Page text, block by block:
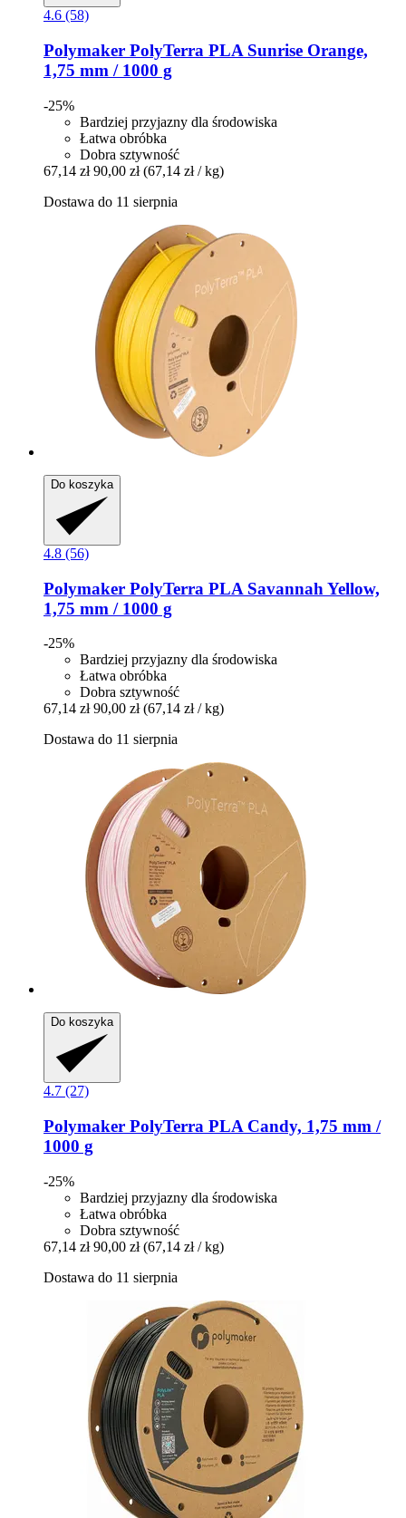
4.6 (58)
Polymaker PolyTerra PLA Sunrise Orange,
1,75 mm / 1000 g
-25%
Bardziej przyjazny dla środowiska
Łatwa obróbka
Dobra sztywność
67,14 zł 90,00 zł (67,14 zł / kg)
Dostawa do 11 sierpnia
Do koszyka
4.8 (56)
Polymaker PolyTerra PLA Savannah Yellow,
1,75 mm / 1000 g
-25%
Bardziej przyjazny dla środowiska
Łatwa obróbka
Dobra sztywność
67,14 zł 90,00 zł (67,14 zł / kg)
Dostawa do 11 sierpnia
Do koszyka
4.7 (27)
Polymaker PolyTerra PLA Candy, 1,75 mm /
1000 g
-25%
Bardziej przyjazny dla środowiska
Łatwa obróbka
Dobra sztywność
67,14 zł 90,00 zł (67,14 zł / kg)
Dostawa do 11 sierpnia